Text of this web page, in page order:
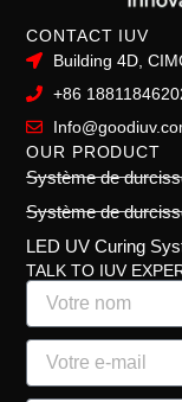
CONTACT IUV
Building 4D,
+86
OUR PRODUCT
Système de
Système de
LED UV Curing
TALK TO IUV